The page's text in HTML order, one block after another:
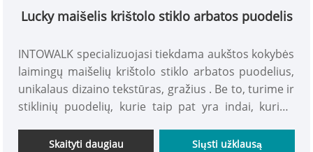
Lucky maišelis krištolo stiklo arbatos puodelis
INTOWALK specializuojasi tiekdama aukštos kokybės
laimingų maišelių krištolo stiklo arbatos puodelius,
unikalaus dizaino tekstūras, gražius . Be to, turime ir
stiklinių puodelių, kurie taip pat yra indai, kuriais
mėgautis išskirtiniais pasiūlymais!
Skaityti daugiau Siųsti užklausą